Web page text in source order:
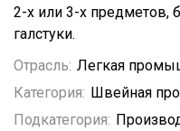
2-х или 3-х
галстуки.
Отрасль: Легкая
Категория: Швейная
Подкатегория: